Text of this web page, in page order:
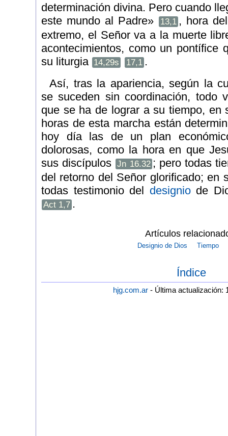
determinación divina. Pero cuando
este mundo al Padre»
13,1 , hora
extremo, el Señor va a la muerte
acontecimientos, como un pontífice
su liturgia 14,29s 17,1 .
Así, tras la apariencia, según la
se suceden sin coordinación, todo
que se ha de lograr a su tiempo, en
horas de esta marcha están
hoy día las de un plan
dolorosas, como la hora en que
sus discípulos
Jn 16.32 ; pero todas
del retorno del Señor glorificado; en
todas testimonio del designiode
Act 1,7 .
Artículos
Designio de Dios Tiempo
Índice
hjg.com.ar- Última actualización: